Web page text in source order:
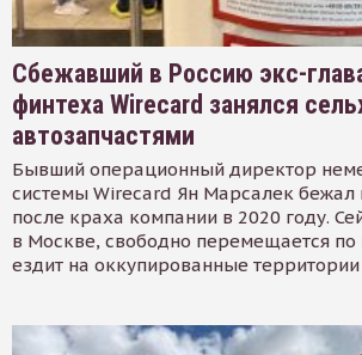
Сбежавший в Россию экс-
финтеха Wirecard занялся
автозапчастями
Бывший операционный директор
системы Wirecard Ян Марсалек бежал
после краха компании в 2020 году.
в Москве, свободно перемещается по
ездит на оккупированные